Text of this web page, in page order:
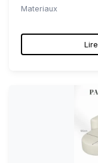
Materiaux